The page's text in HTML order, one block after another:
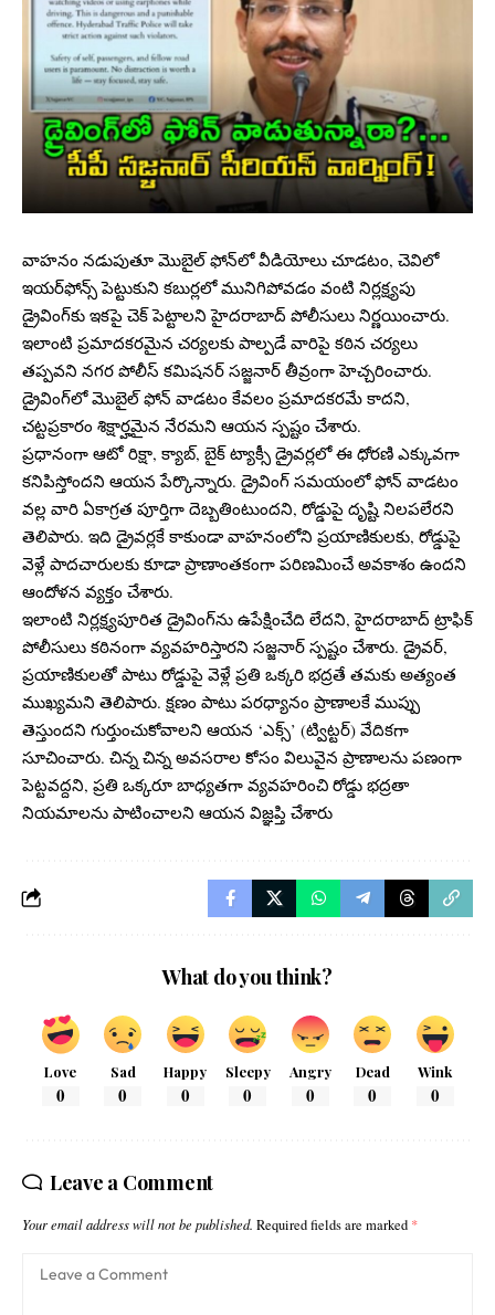
వాహనం నడుపుతూ మొబైల్ ఫోన్‌లో వీడియోలు చూడటం, చెవిలో
ఇయర్‌ఫోన్స్ పెట్టుకుని కబుర్లలో మునిగిపోవడం వంటి నిర్లక్ష్యపు
డ్రైవింగ్‌కు ఇకపై చెక్ పెట్టాలని హైదరాబాద్ పోలీసులు నిర్ణయించారు.
ఇలాంటి ప్రమాదకరమైన చర్యలకు పాల్పడే వారిపై కఠిన చర్యలు
తప్పవని నగర పోలీస్ కమిషనర్ సజ్జనార్ తీవ్రంగా హెచ్చరించారు.
డ్రైవింగ్‌లో మొబైల్ ఫోన్ వాడటం కేవలం ప్రమాదకరమే కాదని,
చట్టప్రకారం శిక్షార్హమైన నేరమని ఆయన స్పష్టం చేశారు.
ప్రధానంగా ఆటో రిక్షా, క్యాబ్, బైక్ ట్యాక్సీ డ్రైవర్లలో ఈ ధోరణి ఎక్కువగా
కనిపిస్తోందని ఆయన పేర్కొన్నారు. డ్రైవింగ్ సమయంలో ఫోన్ వాడటం
వల్ల వారి ఏకాగ్రత పూర్తిగా దెబ్బతింటుందని, రోడ్డుపై దృష్టి నిలపలేరని
తెలిపారు. ఇది డ్రైవర్లకే కాకుండా వాహనంలోని ప్రయాణికులకు, రోడ్డుపై
వెళ్లే పాదచారులకు కూడా ప్రాణాంతకంగా పరిణమించే అవకాశం ఉందని
ఆందోళన వ్యక్తం చేశారు.
ఇలాంటి నిర్లక్ష్యపూరిత డ్రైవింగ్‌ను ఉపేక్షించేది లేదని, హైదరాబాద్ ట్రాఫిక్
పోలీసులు కఠినంగా వ్యవహరిస్తారని సజ్జనార్ స్పష్టం చేశారు. డ్రైవర్,
ప్రయాణికులతో పాటు రోడ్డుపై వెళ్లే ప్రతి ఒక్కరి భద్రతే తమకు అత్యంత
ముఖ్యమని తెలిపారు. క్షణం పాటు పరధ్యానం ప్రాణాలకే ముప్పు
తెస్తుందని గుర్తుంచుకోవాలని ఆయన ‘ఎక్స్’ (ట్విట్టర్‌) వేదికగా
సూచించారు. చిన్న చిన్న అవసరాల కోసం విలువైన ప్రాణాలను పణంగా
పెట్టవద్దని, ప్రతి ఒక్కరూ బాధ్యతగా వ్యవహరించి రోడ్డు భద్రతా
నియమాలను పాటించాలని ఆయన విజ్ఞప్తి చేశారు
What do you think?
Love
0
Sad
0
Happy
0
Sleepy
0
Angry
0
Dead
0
Wink
0
Leave a Comment
Your email address will not be published. Required fields are marked *